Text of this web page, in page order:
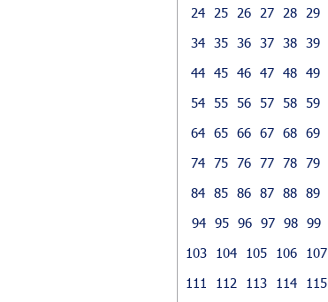
24
25 26 27 28 29
34 35 36 37 38 39
44 45 46 47 48 49
54 55 56 57 58 59
64 65 66 67 68 69
74 75 76 77 78 79
84 85 86 87 88 89
94 95 96 97 98 99
103
104 105 106 107
111
112 113 114 115